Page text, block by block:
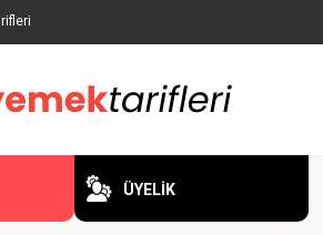
ÜYELİK